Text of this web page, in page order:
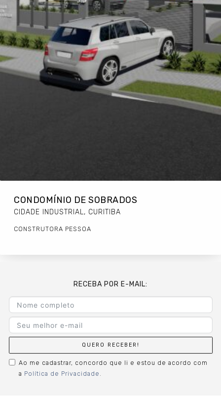
CONDOMÍNIO DE SOBRADOS
CIDADE INDUSTRIAL, CURITIBA
CONSTRUTORA PESSOA
RECEBA POR E-MAIL:
QUERO RECEBER!
Ao me cadastrar, concordo que li e estou de acordo com
a Política de Privacidade